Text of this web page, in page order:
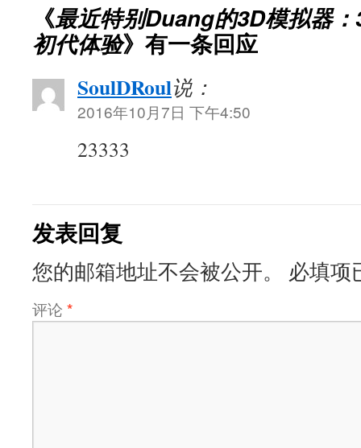
《最近特别Duang的3D模拟器
初代体验》有一条回应
SoulDRoul说：
2016年10月7日 下午4:50
23333
发表回复
您的邮箱地址不会被公开。 必填项
评论 *